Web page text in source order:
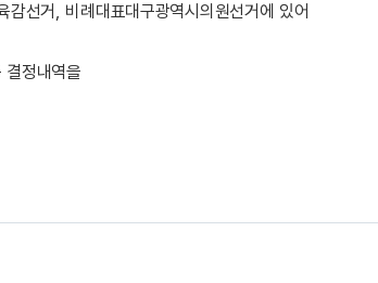
선거, 비례대표대구광역시의원선거에 있어
정내역을